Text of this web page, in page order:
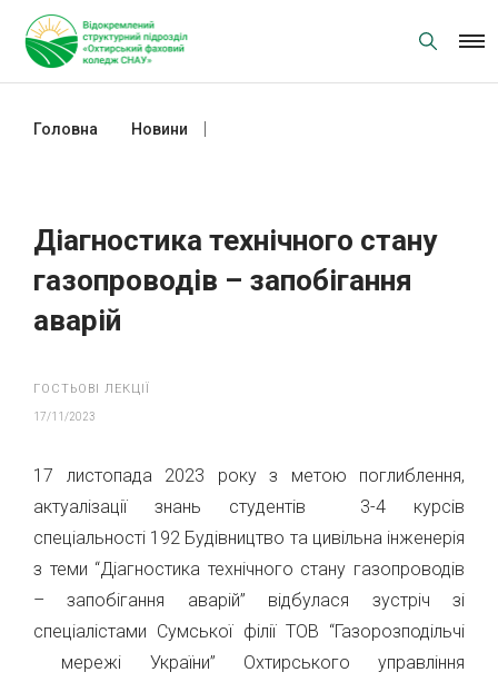
content
Головна Новини
Діагностика технічного стану
газопроводів – запобігання
аварій
ГОСТЬОВІ ЛЕКЦІЇ
17/11/2023
17 листопада 2023 року з метою поглиблення,
актуалізації знань студентів 3-4 курсів
спеціальності 192 Будівництво та цивільна інженерія
з теми “Діагностика технічного стану газопроводів
– запобігання аварій” відбулася зустріч зі
спеціалістами Сумської філії ТОВ “Газорозподільчі
мережі України” Охтирського управління